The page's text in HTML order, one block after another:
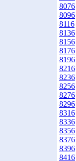
8076
8096
8116
8136
8156
8176
8196
8216
8236
8256
8276
8296
8316
8336
8356
8376
8396
8416